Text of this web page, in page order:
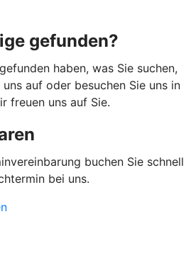
gefunden?
haben, was Sie suchen,
auf oder besuchen Sie uns in
freuen uns auf Sie.
buchen Sie schnell
bei uns.